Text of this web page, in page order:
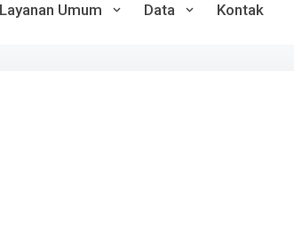
Layanan Umum Data Kontak